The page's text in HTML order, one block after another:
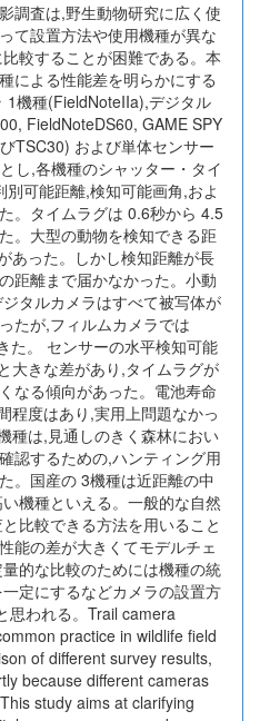
調査は,野生動物研究に広く使
て設置方法や使用機種が異な
較することが困難である。本
による性能差を明らかにする
1機種(FieldNoteIIa),デジタル
FieldNoteDS60, GAME SPY
TSC30) および単体センサー
し,各機種のシャッター・タイ
可能距離,検知可能画角,およ
。タイムラグは 0.6秒から 4.5
。大型の動物を検知できる距
あった。しかし検知距離が長
距離まで届かなかった。小動
タルカメラはすべて被写体が
たが,フィルムカメラでは
た。 センサーの水平検知可能
大きな差があり,タイムラグが
なる傾向があった。電池寿命
程度はあり,実用上問題なかっ
種は,見通しのきく森林におい
認するための,ハンティング用
。国産の 3機種は近距離の中
機種といえる。一般的な自然
比較できる方法を用いること
能の差が大きくてモデルチェ
的な比較のためには機種の統
定にするなどカメラの設置方
思われる。Trail camera
practice in wildlife field
of different survey results,
because different cameras
study aims at clarifying